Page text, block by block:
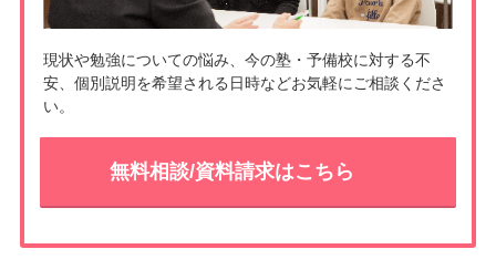
現状や勉強についての悩み、今の塾・予備校に対する不
安、個別説明を希望される日時などお気軽にご相談くださ
い。
無料相談/資料請求はこちら